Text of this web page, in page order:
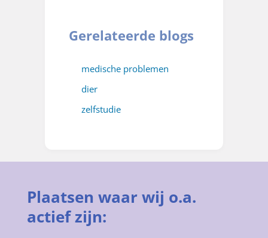
Gerelateerde blogs
medische problemen
dier
zelfstudie
Plaatsen waar wij o.a.
actief zijn: